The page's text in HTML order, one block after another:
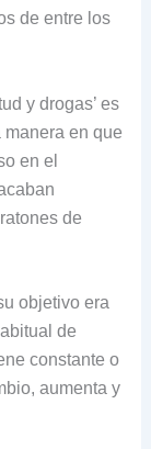
de entre los
y drogas’ es
en que
en el
de
objetivo era
de
constante o
aumenta y